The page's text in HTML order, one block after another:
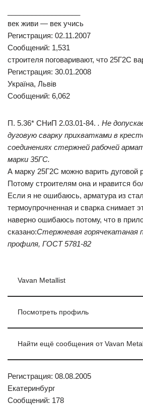
век живи — век учись
Регистрация: 02.11.2007
Сообщений: 1,531
строителя поговаривают, что 25Г2С
Регистрация: 30.01.2008
Україна, Львів
Сообщений: 6,062
П. 5.36* СНиП 2.03.01-84. . Не
дуговую сварку прихватками в
соединениях стержней рабочей
марки 35ГС.
А марку 25Г2С можно варить дуговой
Потому строителям она и нравится
Если я не ошибаюсь, арматура из
термоупрочненная и сварка снимает
наверно ошибаюсь потому, что в
сказано:Стержневая горячекатаная
профиля, ГОСТ 5781-82
Vavan Metallist
Посмотреть профиль
Найти ещё сообщения от Vavan
Регистрация: 08.08.2005
Екатеринбург
Сообщений: 178